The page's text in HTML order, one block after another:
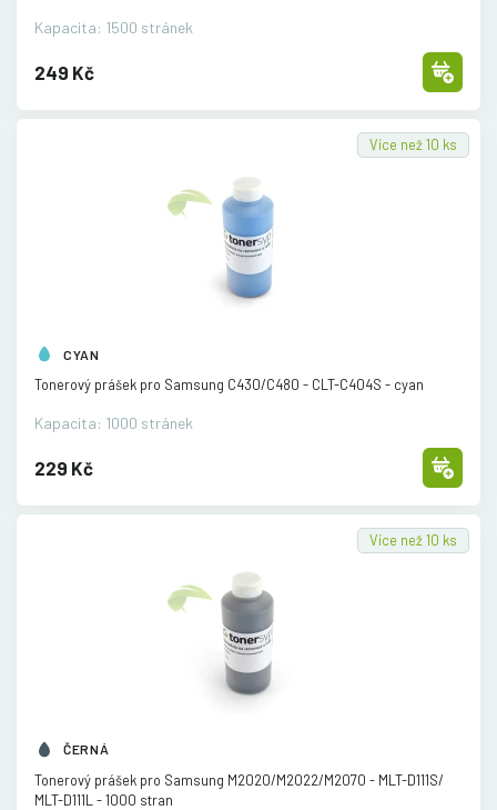
Kapacita: 1500 stránek
249 Kč
CYAN
Více než 10 ks
Tonerový prášek pro Samsung C430/C480 - CLT-C404S - cyan
Kapacita: 1000 stránek
229 Kč
ČERNÁ
Více než 10 ks
Tonerový prášek pro Samsung M2020/M2022/M2070 - MLT-D111S/
MLT-D111L - 1000 stran